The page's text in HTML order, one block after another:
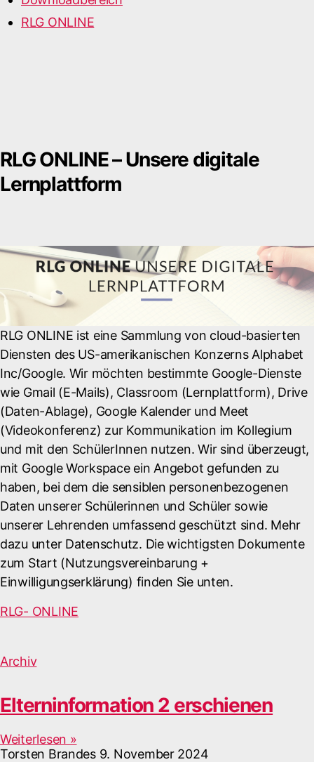
RLG ONLINE
RLG ONLINE – Unsere digitale
Lernplattform
RLG ONLINE ist eine Sammlung von cloud-basierten
Diensten des US-amerikanischen Konzerns Alphabet
Inc/Google. Wir möchten bestimmte Google-Dienste
wie Gmail (E-Mails), Classroom (Lernplattform), Drive
(Daten-Ablage), Google Kalender und Meet
(Videokonferenz) zur Kommunikation im Kollegium
und mit den SchülerInnen nutzen. Wir sind überzeugt,
mit Google Workspace ein Angebot gefunden zu
haben, bei dem die sensiblen personenbezogenen
Daten unserer Schülerinnen und Schüler sowie
unserer Lehrenden umfassend geschützt sind. Mehr
dazu unter Datenschutz. Die wichtigsten Dokumente
zum Start (Nutzungsvereinbarung +
Einwilligungserklärung) finden Sie unten.
RLG- ONLINE
Archiv
Elterninformation 2 erschienen
Weiterlesen »
Torsten Brandes 9. November 2024